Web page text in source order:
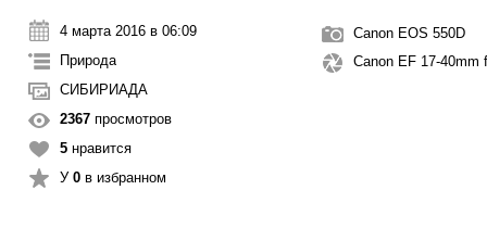
4 марта 2016 в 06:09
Природа
СИБИРИАДА
2367 просмотров
5 нравится
У 0 в избранном
Canon EOS 550D
Canon EF 17-40mm